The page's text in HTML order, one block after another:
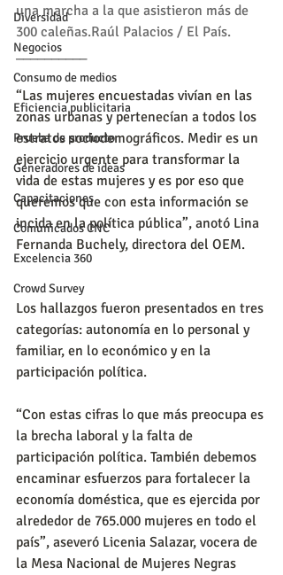
Diversidad
Negocios
Consumo de medios
Eficiencia publicitaria
Prueba de producto
Generadores de ideas
Capacitaciones
Comunicados CNC
Excelencia 360
Crowd Survey
una marcha a la que asistieron más de
300 caleñas.Raúl Palacios / El País.
__________
“Las mujeres encuestadas vivían en las
zonas urbanas y pertenecían a todos los
estratos sociodemográficos. Medir es un
ejercicio urgente para transformar la
vida de estas mujeres y es por eso que
queremos que con esta información se
incida en la política pública”, anotó Lina
Fernanda Buchely, directora del OEM.
Los hallazgos fueron presentados en tres
categorías: autonomía en lo personal y
familiar, en lo económico y en la
participación política.
“Con estas cifras lo que más preocupa es
la brecha laboral y la falta de
participación política. También debemos
encaminar esfuerzos para fortalecer la
economía doméstica, que es ejercida por
alrededor de 765.000 mujeres en todo el
país”, aseveró Licenia Salazar, vocera de
la Mesa Nacional de Mujeres Negras